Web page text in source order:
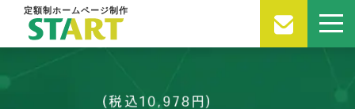
定額制ホームページ制作